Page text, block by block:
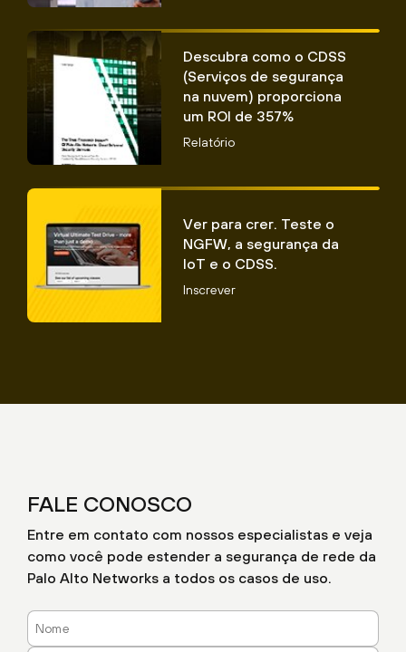
Descubra como o CDSS
(Serviços de segurança
na nuvem) proporciona
um ROI de 357%
Relatório
Ver para crer. Teste o
NGFW, a segurança da
IoT e o CDSS.
Inscrever
FALE CONOSCO
Entre em contato com nossos especialistas e veja
como você pode estender a segurança de rede da
Palo Alto Networks a todos os casos de uso.